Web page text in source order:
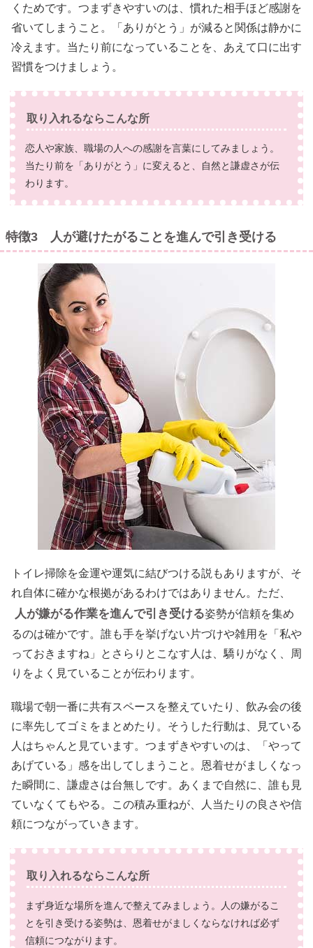
くためです。つまずきやすいのは、慣れた相手ほど感謝を
省いてしまうこと。「ありがとう」が減ると関係は静かに
冷えます。当たり前になっていることを、あえて口に出す
習慣をつけましょう。
取り入れるならこんな所
恋人や家族、職場の人への感謝を言葉にしてみましょう。
当たり前を「ありがとう」に変えると、自然と謙虚さが伝
わります。
特徴3 人が避けたがることを進んで引き受ける
トイレ掃除を金運や運気に結びつける説もありますが、そ
れ自体に確かな根拠があるわけではありません。ただ、
人が嫌がる作業を進んで引き受ける姿勢が信頼を集め
るのは確かです。誰も手を挙げない片づけや雑用を「私や
っておきますね」とさらりとこなす人は、驕りがなく、周
りをよく見ていることが伝わります。
職場で朝一番に共有スペースを整えていたり、飲み会の後
に率先してゴミをまとめたり。そうした行動は、見ている
人はちゃんと見ています。つまずきやすいのは、「やって
あげている」感を出してしまうこと。恩着せがましくなっ
た瞬間に、謙虚さは台無しです。あくまで自然に、誰も見
ていなくてもやる。この積み重ねが、人当たりの良さや信
頼につながっていきます。
取り入れるならこんな所
まず身近な場所を進んで整えてみましょう。人の嫌がるこ
とを引き受ける姿勢は、恩着せがましくならなければ必ず
信頼につながります。